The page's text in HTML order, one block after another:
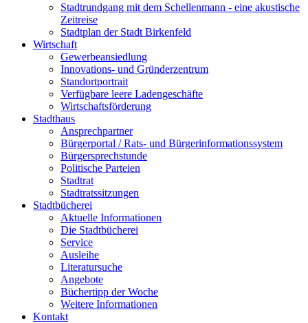
Stadtrundgang mit dem Schellenmann - eine akustische
Zeitreise
Stadtplan der Stadt Birkenfeld
Wirtschaft
Gewerbeansiedlung
Innovations- und Gründerzentrum
Standortportrait
Verfügbare leere Ladengeschäfte
Wirtschaftsförderung
Stadthaus
Ansprechpartner
Bürgerportal / Rats- und Bürgerinformationssystem
Bürgersprechstunde
Politische Parteien
Stadtrat
Stadtratssitzungen
Stadtbücherei
Aktuelle Informationen
Die Stadtbücherei
Service
Ausleihe
Literatursuche
Angebote
Büchertipp der Woche
Weitere Informationen
Kontakt